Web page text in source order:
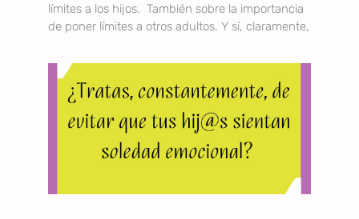
límites a los hijos. También sobre la importancia
de poner límites a otros adultos. Y sí, claramente,